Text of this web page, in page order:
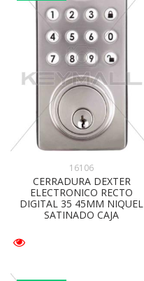
16106
CERRADURA DEXTER
ELECTRONICO RECTO
DIGITAL 35 45MM NIQUEL
SATINADO CAJA